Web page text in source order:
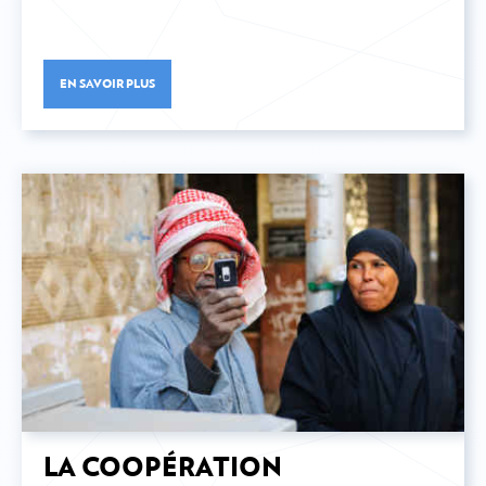
PRIORITÉS TRANSVERSALES
Environnement et changement climatique
Genre
Droits humains
EFFICACITÉ DU DÉVELOPPEMENT
EN SAVOIR PLUS
LA COOPÉRATION